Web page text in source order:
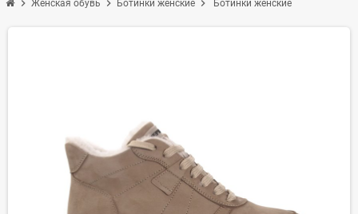
chevron_right Женская обувь chevron_right Ботинки женские chevron_right Ботинки женские